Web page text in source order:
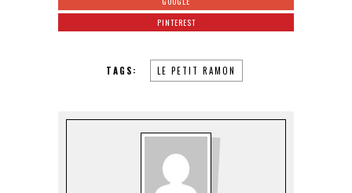
PINTEREST
TAGS: LE PETIT RAMON